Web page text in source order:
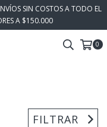
SIN COSTOS A TODO EL
A $150.000
0
FILTRAR